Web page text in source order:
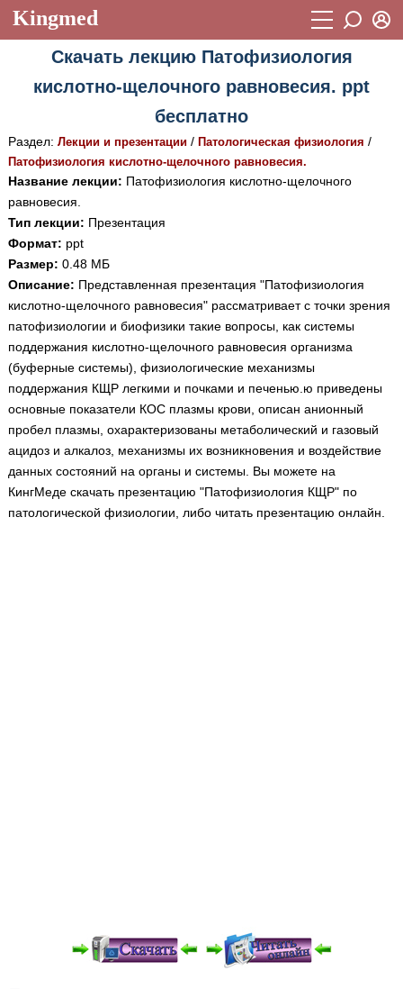
Kingmed
Учебный материал
Видеогалерея 899
Истории болезней 1268
Лекции и презентации
Аккредитационные тесты
Методические рекомендации
Научно-популярное
Статьи
Новости
Медицинская стандартизация
Нормативы экстренной и неотложной помощи
Нормы лабораторных и инструментальных
исследований
Восстановить пароль
Регистрация
Скачать лекцию Патофизиология
кислотно-щелочного равновесия. ppt
бесплатно
Раздел: Лекции и презентации/ Патологическая физиология /
Патофизиология кислотно-щелочного равновесия.
Название лекции: Патофизиология кислотно-щелочного
равновесия.
Тип лекции: Презентация
Формат: ppt
Размер: 0.48 МБ
Описание: Представленная презентация "Патофизиология
кислотно-щелочного равновесия" рассматривает с точки зрения
патофизиологии и биофизики такие вопросы, как системы
поддержания кислотно-щелочного равновесия организма
(буферные системы), физиологические механизмы
поддержания КЩР легкими и почками и печенью.ю приведены
основные показатели КОС плазмы крови, описан анионный
пробел плазмы, охарактеризованы метаболический и газовый
ацидоз и алкалоз, механизмы их возникновения и воздействие
данных состояний на органы и системы. Вы можете на
КингМеде скачать презентацию "Патофизиология КЩР" по
патологической физиологии, либо читать презентацию онлайн.